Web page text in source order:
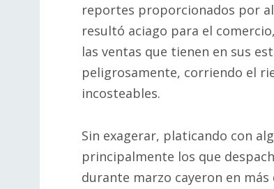
reportes proporcionados por
resultó aciago para el
las ventas que tienen en sus
peligrosamente, corriendo el
incosteables.
Sin exagerar, platicando con
principalmente los que
durante marzo cayeron en